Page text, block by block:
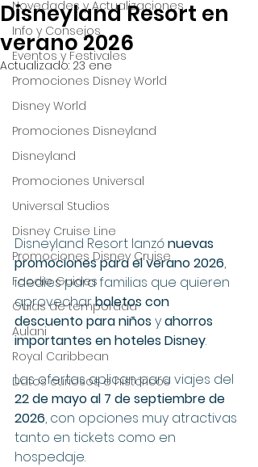
Novedades y Actualizaciones
Info y Consejos
Eventos y Festivales
Promociones Disney World
Disney World
Promociones Disneyland
Disneyland
Promociones Universal
Universal Studios
Disney Cruise Line
Promociones Disney Cruise
Foodie Guides
Guías de temporada
Aulani
Royal Caribbean
Datos curiosos e históricos
Disneyland Resort en
verano 2026
Actualizado:23 ene
Disneyland Resort lanzó nuevas
promociones para el verano 2026,
ideales para familias que quieren
aprovechar boletos con
descuento para niños y ahorros
importantes en hoteles Disney.
Las ofertas aplican para viajes del
22 de mayo al 7 de septiembre de
2026, con opciones muy atractivas
tanto en tickets como en
hospedaje.